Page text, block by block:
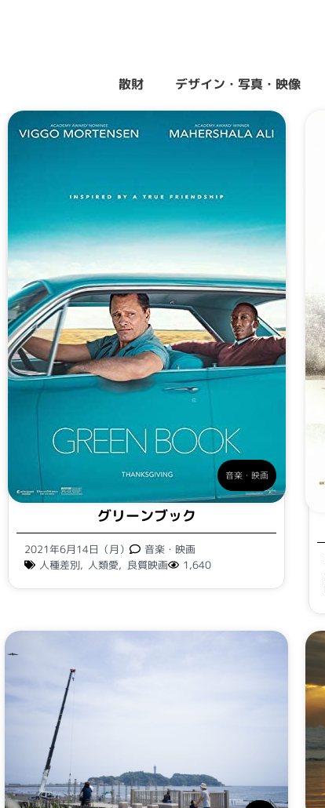
散財 デザイン・写真・映像
音楽・映画
グリーンブック
2021年6月14日（月）
音楽・映画
人種差別, 人類愛, 良質映画 1,640